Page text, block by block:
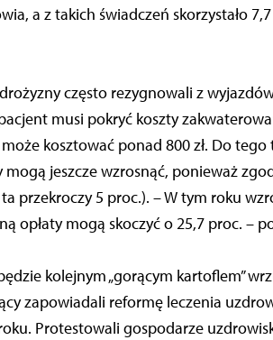
a z takich świadczeń skorzystało
często rezygnowali z
musi pokryć koszty
kosztować ponad 800 zł. Do tego
jeszcze wzrosnąć, ponieważ
przekroczy 5 proc.). – W tym roku
opłaty mogą skoczyć o 25,7 proc. –
kolejnym „gorącym kartoflem”
zapowiadali reformę leczenia
Protestowali gospodarze